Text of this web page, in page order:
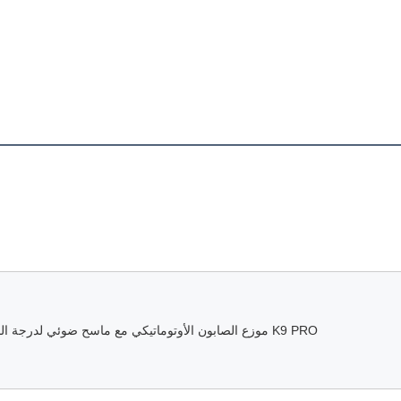
K9 PRO موزع الصابون الأوتوماتيكي مع ماسح ضوئي لدرجة الحرارة